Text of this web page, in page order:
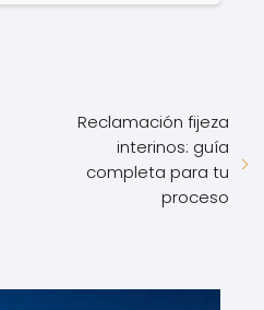
Reclamación fijeza
interinos: guía
completa para tu
proceso